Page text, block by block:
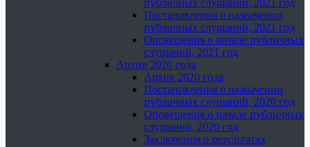
публичных слушаний, 2021 год
Постановления о назначении
публичных слушаний, 2021 год
Оповещения о начале публичных
слушаний, 2021 год
Архив 2020 года
Архив 2020 года
Постановления о назначении
публичных слушаний, 2020 год
Оповещения о начале публичных
слушаний, 2020 год
Заключения о результатах